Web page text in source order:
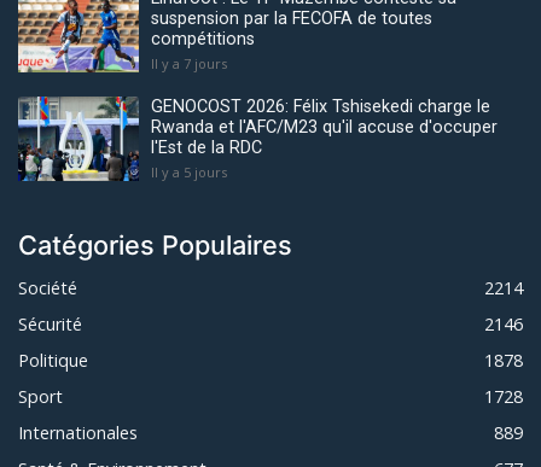
suspension par la FECOFA de toutes
compétitions
Il y a 7 jours
GENOCOST 2026: Félix Tshisekedi charge le
Rwanda et l'AFC/M23 qu'il accuse d'occuper
l'Est de la RDC
Il y a 5 jours
Catégories Populaires
Société
2214
Sécurité
2146
Politique
1878
Sport
1728
Internationales
889